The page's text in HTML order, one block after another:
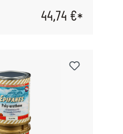
– Stahl –
mit den geeigneten
zur Überarbeitung
oder Zweikomponenten
egal welcher Marke.
Farbverdünner /
1-K Spritzverdünner
24 Stunden bei 18°C.
auf 14 m2 = 40 µm
44,74 €*